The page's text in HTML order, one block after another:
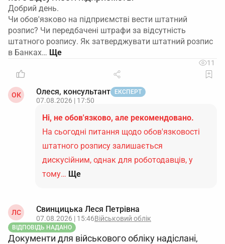
Добрий день.
Чи обов'язково на підприємстві вести штатний
розпис? Чи передбачені штрафи за відсутність
штатного розпису. Як затверджувати штатний розпис
в Банках…
11
ОК Олеся, консультант ЕКСПЕРТ
07.08.2026 | 17:50
Ні, не обов'язково, але рекомендовано.
На сьогодні питання щодо обов'язковості
штатного розпису залишається
дискусійним, однак для роботодавців, у
тому… Ще
ЛС Свинцицька Леся Петрівна
07.08.2026 | 15:46Військовий облік
ВІДПОВІДЬ НАДАНО
Документи для військового обліку надіслані,